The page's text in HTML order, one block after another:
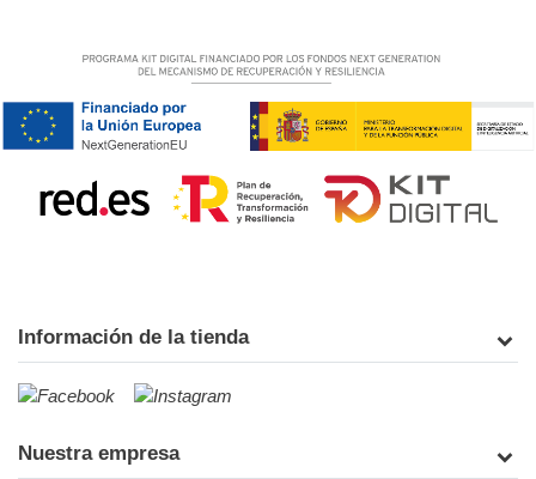
Información de la tienda
Nuestra empresa